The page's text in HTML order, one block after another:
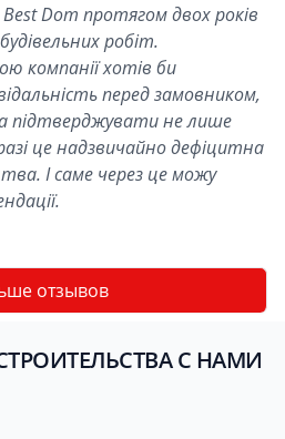
Dom протягом двох років
робіт.
компанії хотів би
перед замовником,
підтверджувати не лише
це надзвичайно дефіцитна
І саме через це можу
отзывов
С НАМИ